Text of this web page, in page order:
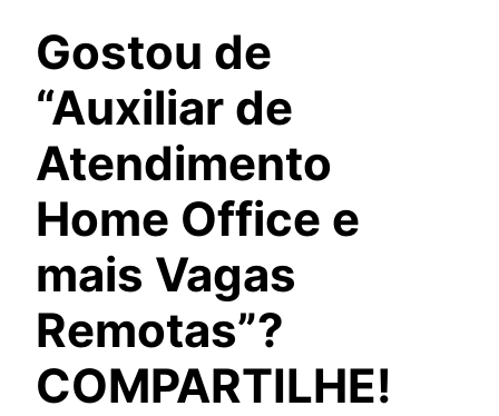
Gostou de
“Auxiliar de
Atendimento
Home Office e
mais Vagas
Remotas”?
COMPARTILHE!